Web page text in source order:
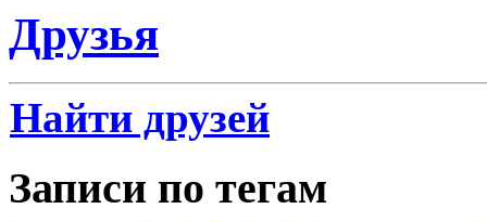
Друзья
Найти друзей
Записи по тегам